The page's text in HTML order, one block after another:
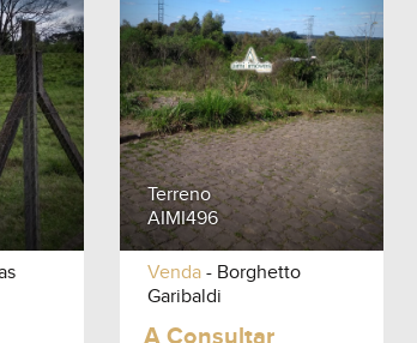
Terreno
AIMI496
Venda- Borghetto
Garibaldi